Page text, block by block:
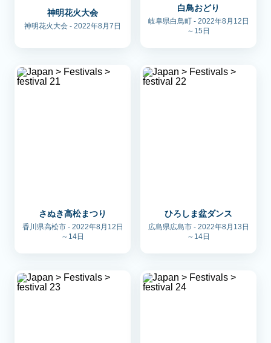
神明花火大会
神明花火大会 - 2022年8月7日
白鳥おどり
岐阜県白鳥町 - 2022年8月12日
～15日
さぬき高松まつり
香川県高松市 - 2022年8月12日
～14日
ひろしま盆ダンス
広島県広島市 - 2022年8月13日
～14日